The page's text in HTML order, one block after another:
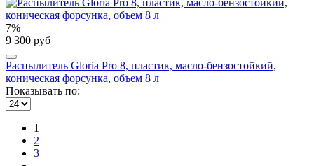
7%
9 300 руб
Распылитель Gloria Pro 8, пластик, масло-бензостойкий,
коническая форсунка, объем 8 л
Показывать по:
1
2
3